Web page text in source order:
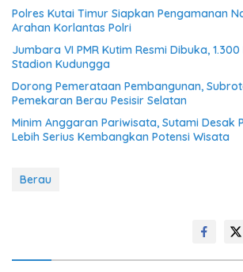
Polres Kutai Timur Siapkan Pengamanan
Arahan Korlantas Polri
Jumbara VI PMR Kutim Resmi Dibuka,
Stadion Kudungga
Dorong Pemerataan Pembangunan,
Pemekaran Berau Pesisir Selatan
Minim Anggaran Pariwisata, Sutami Desak
Lebih Serius Kembangkan Potensi Wisata
Berau